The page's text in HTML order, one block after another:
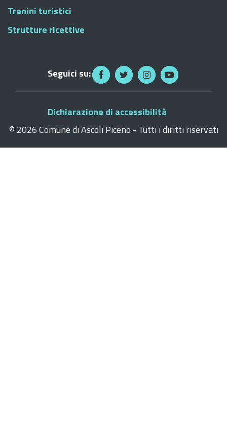
Trenini turistici
Strutture ricettive
Seguici su:
Dichiarazione di accessibilità
© 2026 Comune di Ascoli Piceno - Tutti i diritti riservati